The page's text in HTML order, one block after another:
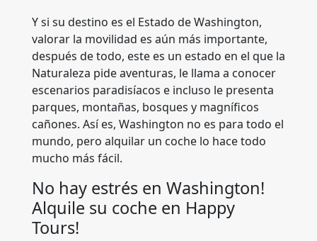
Y si su destino es el Estado de Washington,
valorar la movilidad es aún más importante,
después de todo, este es un estado en el que la
Naturaleza pide aventuras, le llama a conocer
escenarios paradisíacos e incluso le presenta
parques, montañas, bosques y magníficos
cañones. Así es, Washington no es para todo el
mundo, pero alquilar un coche lo hace todo
mucho más fácil.
No hay estrés en Washington!
Alquile su coche en Happy
Tours!